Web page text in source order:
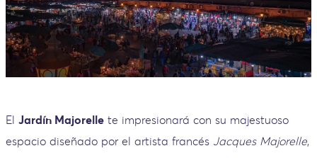
El Jardín Majorelle te impresionará con su majestuoso
espacio diseñado por el artista francés Jacques Majorelle,